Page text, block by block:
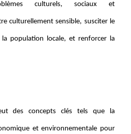
culturels, sociaux et
culturellement sensible, susciter le
population locale, et renforcer la
des concepts clés tels que la
et environnementale pour